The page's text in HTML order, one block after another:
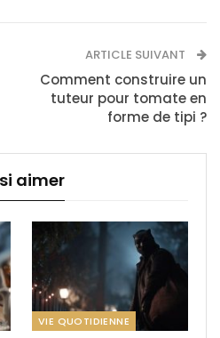
ARTICLE SUIVANT
Comment construire un
tuteur pour tomate en
forme de tipi ?
aimer
VIE QUOTIDIENNE